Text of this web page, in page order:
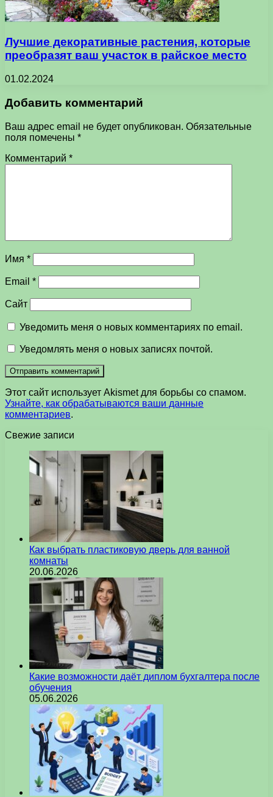
Лучшие декоративные растения, которые
преобразят ваш участок в райское место
01.02.2024
Добавить комментарий
Ваш адрес email не будет опубликован. Обязательные
поля помечены *
Комментарий *
Имя *
Email *
Сайт
Уведомить меня о новых комментариях по email.
Уведомлять меня о новых записях почтой.
Этот сайт использует Akismet для борьбы со спамом.
Узнайте, как обрабатываются ваши данные
комментариев.
Свежие записи
Как выбрать пластиковую дверь для ванной
комнаты
20.06.2026
Какие возможности даёт диплом бухгалтера после
обучения
05.06.2026